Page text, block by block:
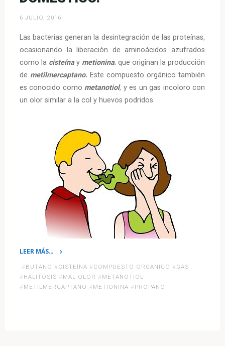
6 JULIO, 2016
Las bacterias generan la desintegración de las proteínas,
ocasionando la liberación de aminoácidos azufrados
como la cisteínay metionina; que originan la producción
de metilmercaptano. Este compuesto orgánico también
es conocido como metanotiol, y es un gas incoloro con
un olor similar a la col y huevos podridos.
LEER MÁS…
«La
molécula
causante
# BUTANO # CISTEÍNA # COMPUESTO ORGÁNICO # GAS
# HALITOSIS # MAL OLOR # METANOTIOL
# METILMERCAPTANO # METIONINA # PROPANO